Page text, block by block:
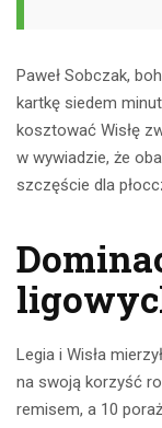
Paweł Sobczak,
kartkę siedem
kosztować Wisłę
w wywiadzie, że
szczęście dla
Legia i Wisła
na swoją korzyść
remisem, a 10